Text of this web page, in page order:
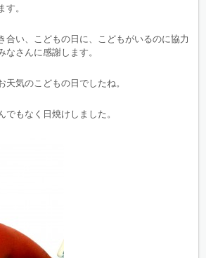
す。
合い、こどもの日に、こどもがいるのに協力
なさんに感謝します。
天気のこどもの日でしたね。
でもなく日焼けしました。